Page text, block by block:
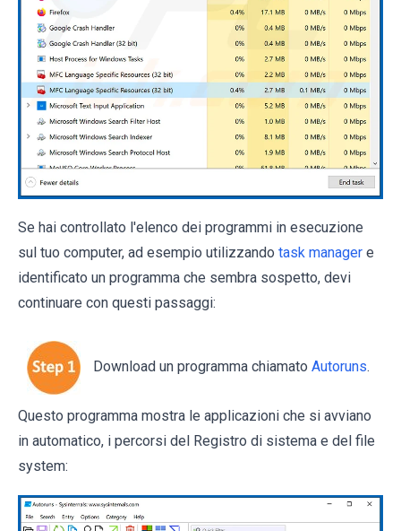
Se hai controllato l'elenco dei programmi in esecuzione
sul tuo computer, ad esempio utilizzando task manager e
identificato un programma che sembra sospetto, devi
continuare con questi passaggi:
Download un programma chiamato Autoruns.
Questo programma mostra le applicazioni che si avviano
in automatico, i percorsi del Registro di sistema e del file
system: